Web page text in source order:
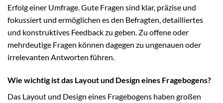
Erfolg einer Umfrage. Gute Fragen sind klar, präzise und
fokussiert und ermöglichen es den Befragten, detailliertes
und konstruktives Feedback zu geben. Zu offene oder
mehrdeutige Fragen können dagegen zu ungenauen oder
irrelevanten Antworten führen.
Wie wichtig ist das Layout und Design eines Fragebogens?
Das Layout und Design eines Fragebogens haben großen